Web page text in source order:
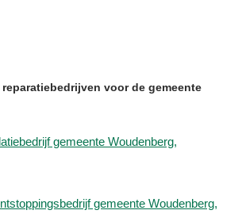
reparatiebedrijven voor de gemeente
gemeente Woudenberg,
gemeente Woudenberg,